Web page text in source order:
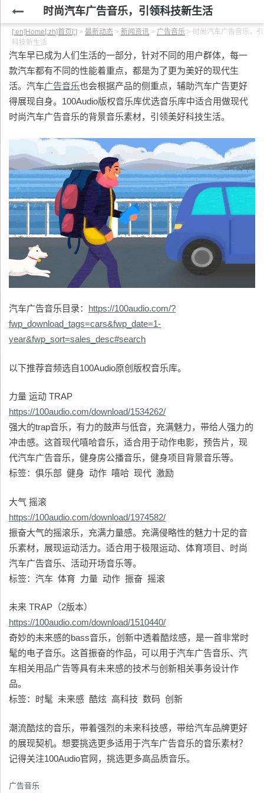
时尚汽车广告音乐，引领科技新生活
[:en]Home[:zh]首页[:] > 最新动态 > 新闻资讯 > 广告音乐 > 时尚汽车广告音乐，
科技新生活
汽车早已成为人们生活的一部分，针对不同的用户群体，每一
款汽车都有不同的性能着重点，都是为了更为美好的现代生
活。汽车广告音乐也会根据产品的侧重点，辅助汽车广告更好
得展现自身。100Audio版权音乐库优选音乐库中适合用做现代
时尚汽车广告音乐的背景音乐素材，引领美好科技生活。
汽车广告音乐目录： https://100audio.com/?
fwp_download_tags=cars&fwp_date=1-
year&fwp_sort=sales_desc#search
以下推荐音频选自100Audio原创版权音乐库。
力量 运动 TRAP
https://100audio.com/download/1534262/
强大的trap音乐，有力的鼓声与低音，充满魅力，带给人强力的
冲击感。这首现代嘻哈音乐，适合用于动作电影，预告片，现
代汽车广告音乐，健身房公播音乐，健身项目背景音乐等。
标签：俱乐部 健身 动作 嘻哈 现代 激励
大气 摇滚
https://100audio.com/download/1974582/
振奋大气的摇滚乐，充满力量感。充满侵略性的魅力十足的音
乐素材，展现运动活力。适合用于极限运动、体育项目、时尚
汽车广告音乐、活动开场音乐等。
标签：汽车 体育 力量 动作 振奋 摇滚
未来 TRAP（2版本）
https://100audio.com/download/1510440/
奇妙的未来感的bass音乐，创新中透着酷炫感，是一首非常时
髦的电子音乐。这首振奋的作品，可以用于汽车广告音乐、汽
车相关用品广告等具有未来感的技术与创新相关事务设计作
品。
标签：时髦 未来感 酷炫 高科技 数码 创新
潮流酷炫的音乐，带着强烈的未来科技感，带给汽车品牌更好
的展现契机。想要挑选更多适用于汽车广告音乐的音乐素材？
记得关注100Audio官网，挑选更多高品质音乐。
广告音乐